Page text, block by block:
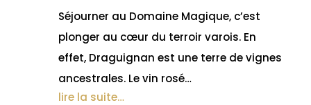
Séjourner au Domaine Magique, c’est
plonger au cœur du terroir varois. En
effet, Draguignan est une terre de vignes
ancestrales. Le vin rosé…
lire la suite…